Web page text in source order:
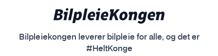
Bilpleiekongen leverer bilpleie for alle, og det er
#HeltKonge